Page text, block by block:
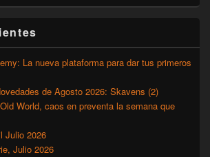
La nueva plataforma para dar tus primeros
de Agosto 2026: Skavens (2)
World, caos en preventa la semana que
Julio 2026
Julio 2026